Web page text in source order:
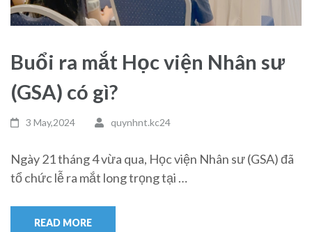
Buổi ra mắt Học viện Nhân sư
(GSA) có gì?
3 May,2024 quynhnt.kc24
Ngày 21 tháng 4 vừa qua, Học viện Nhân sư (GSA) đã
tổ chức lễ ra mắt long trọng tại …
READ MORE